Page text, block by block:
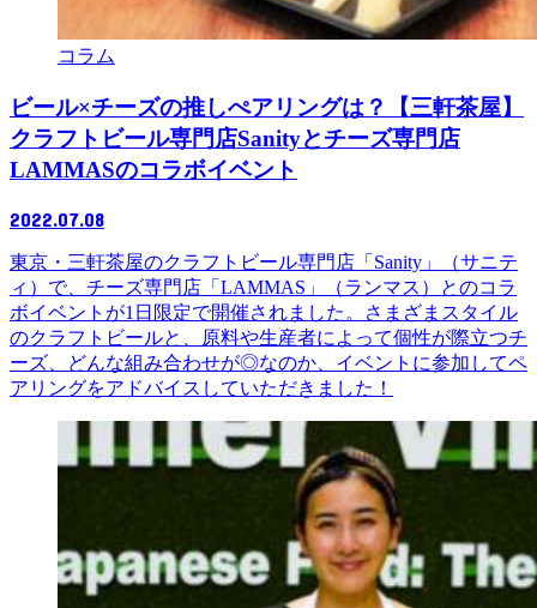
コラム
ビール×チーズの推しぺアリングは？【三軒茶屋】
クラフトビール専門店Sanityとチーズ専門店
LAMMASのコラボイベント
2022.07.08
東京・三軒茶屋のクラフトビール専門店「Sanity」（サニテ
ィ）で、チーズ専門店「LAMMAS」（ランマス）とのコラ
ボイベントが1日限定で開催されました。さまざまスタイル
のクラフトビールと、原料や生産者によって個性が際立つチ
ーズ、どんな組み合わせが◎なのか、イベントに参加してペ
アリングをアドバイスしていただきました！